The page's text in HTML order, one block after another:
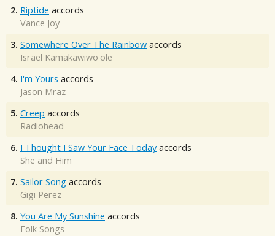
2. Riptide accords
Vance Joy
3. Somewhere Over The Rainbow accords
Israel Kamakawiwo'ole
4. I'm Yours accords
Jason Mraz
5. Creep accords
Radiohead
6. I Thought I Saw Your Face Today accords
She and Him
7. Sailor Song accords
Gigi Perez
8. You Are My Sunshine accords
Folk Songs